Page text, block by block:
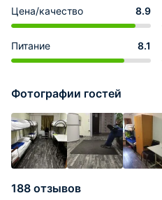
Цена/качество 8.9
Питание 8.1
Фотографии гостей
188 отзывов